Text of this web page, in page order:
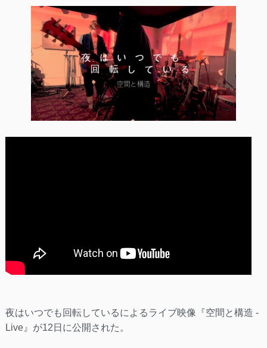
夜はいつでも回転しているによるライブ映像『空間と構造 -
Live』が12日に公開された。